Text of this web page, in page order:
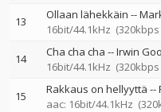
13 Ollaan lähekkäin --
16bit/44.1kHz (320kbps
14 Cha cha cha --Irwin
16bit/44.1kHz (320kbps
15 Rakkaus on hellyyttä --
aac: 16bit/44.1kHz